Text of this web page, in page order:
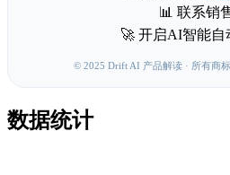
📊 联系销
🚀 开启AI智能自
© 2025 Drift AI 产品解读 · 所有商
数据统计